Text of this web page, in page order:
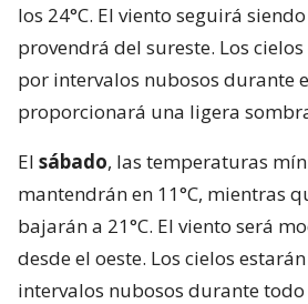
los 24°C. El viento seguirá
provendrá del sureste. Los
por intervalos nubosos durante
proporcionará una ligera
El sábado, las temperaturas
mantendrán en 11°C, mientras
bajarán a 21°C. El viento será
desde el oeste. Los cielos
intervalos nubosos durante